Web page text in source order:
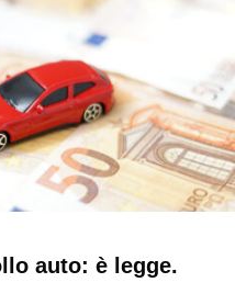
auto: è legge.